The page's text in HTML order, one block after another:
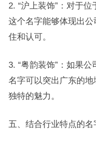
2. “沪上装饰”：对于位
这个名字能够体现出
住和认可。
3. “粤韵装饰”：如果公
名字可以突出广东的
独特的魅力。
五、结合行业特点的名